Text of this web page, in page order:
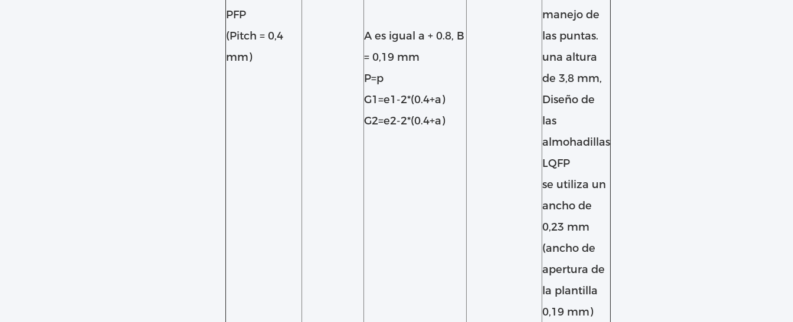
PFP
(Pitch = 0,4
mm)
A es igual a + 0.8, B
= 0,19 mm
P=p
G1=e1-2*(0.4+a)
G2=e2-2*(0.4+a)
manejo de
las puntas.
una altura
de 3,8 mm,
Diseño de
las
almohadillas
LQFP
se utiliza un
ancho de
0,23 mm
(ancho de
apertura de
la plantilla
0,19 mm)